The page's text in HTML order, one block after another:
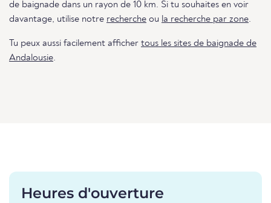
de baignade dans un rayon de 10 km. Si tu souhaites en voir
davantage, utilise notre recherche ou la recherche par zone.
Tu peux aussi facilement afficher tous les sites de baignade de
Andalousie.
Heures d'ouverture